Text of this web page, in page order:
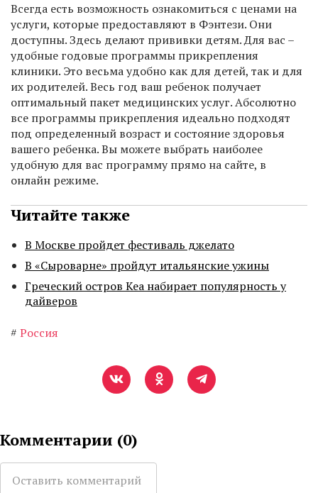
Всегда есть возможность ознакомиться с ценами на
услуги, которые предоставляют в Фэнтези. Они
доступны. Здесь делают прививки детям. Для вас –
удобные годовые программы прикрепления
клиники. Это весьма удобно как для детей, так и для
их родителей. Весь год ваш ребенок получает
оптимальный пакет медицинских услуг. Абсолютно
все программы прикрепления идеально подходят
под определенный возраст и состояние здоровья
вашего ребенка. Вы можете выбрать наиболее
удобную для вас программу прямо на сайте, в
онлайн режиме.
Читайте также
В Москве пройдет фестиваль джелато
В «Сыроварне» пройдут итальянские ужины
Греческий остров Кеа набирает популярность у
дайверов
# Россия
Комментарии (0)